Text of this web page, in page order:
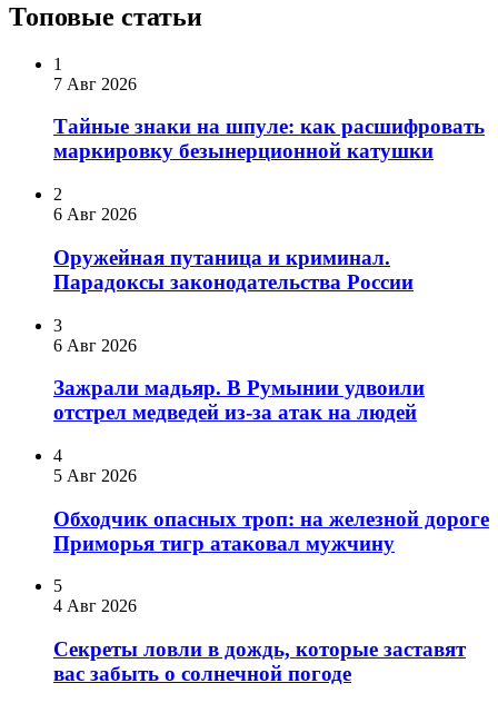
Топовые статьи
1
7 Авг 2026
Тайные знаки на шпуле: как расшифровать
маркировку безынерционной катушки
2
6 Авг 2026
Оружейная путаница и криминал.
Парадоксы законодательства России
3
6 Авг 2026
Зажрали мадьяр. В Румынии удвоили
отстрел медведей из-за атак на людей
4
5 Авг 2026
Обходчик опасных троп: на железной дороге
Приморья тигр атаковал мужчину
5
4 Авг 2026
Секреты ловли в дождь, которые заставят
вас забыть о солнечной погоде